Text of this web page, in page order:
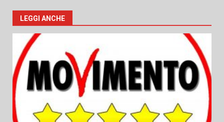
LEGGI ANCHE